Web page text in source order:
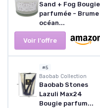
Sand + Fog Bougie
parfumée - Brume
océan...
Voir l'offre
#5
Baobab Collection
Baobab Stones
Lazuli Max24
Bougie parfum...